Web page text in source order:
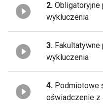
2.
wykluczenia
3.
wykluczenia
4. Podmiotowe
oświadczenie z